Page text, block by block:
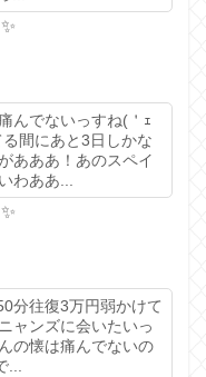
んでないっすね(＇ｪ
間にあと3日しかな
あああ！あのスペイ
わああ...
分往復3万円弱かけて
ャンズに会いたいっ
の懐は痛んでないの